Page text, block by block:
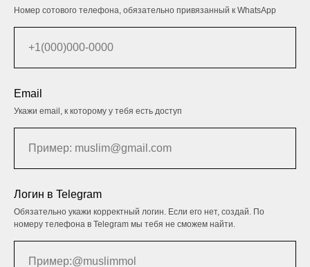
Номер сотового телефона, обязательно привязанный к WhatsApp
Email
Укажи email, к которому у тебя есть доступ
Логин в Telegram
Обязательно укажи корректный логин. Если его нет, создай. По
номеру телефона в Telegram мы тебя не сможем найти.